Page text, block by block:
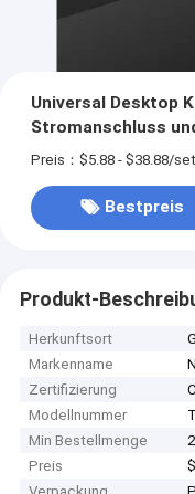
Universal Desktop
Stromanschluss
Preis：$5.88 - $38.88/
Bestpreis
Produkt-
Herkunftsort
Markenname
Zertifizierung
Modellnummer
Min Bestellmenge
Preis